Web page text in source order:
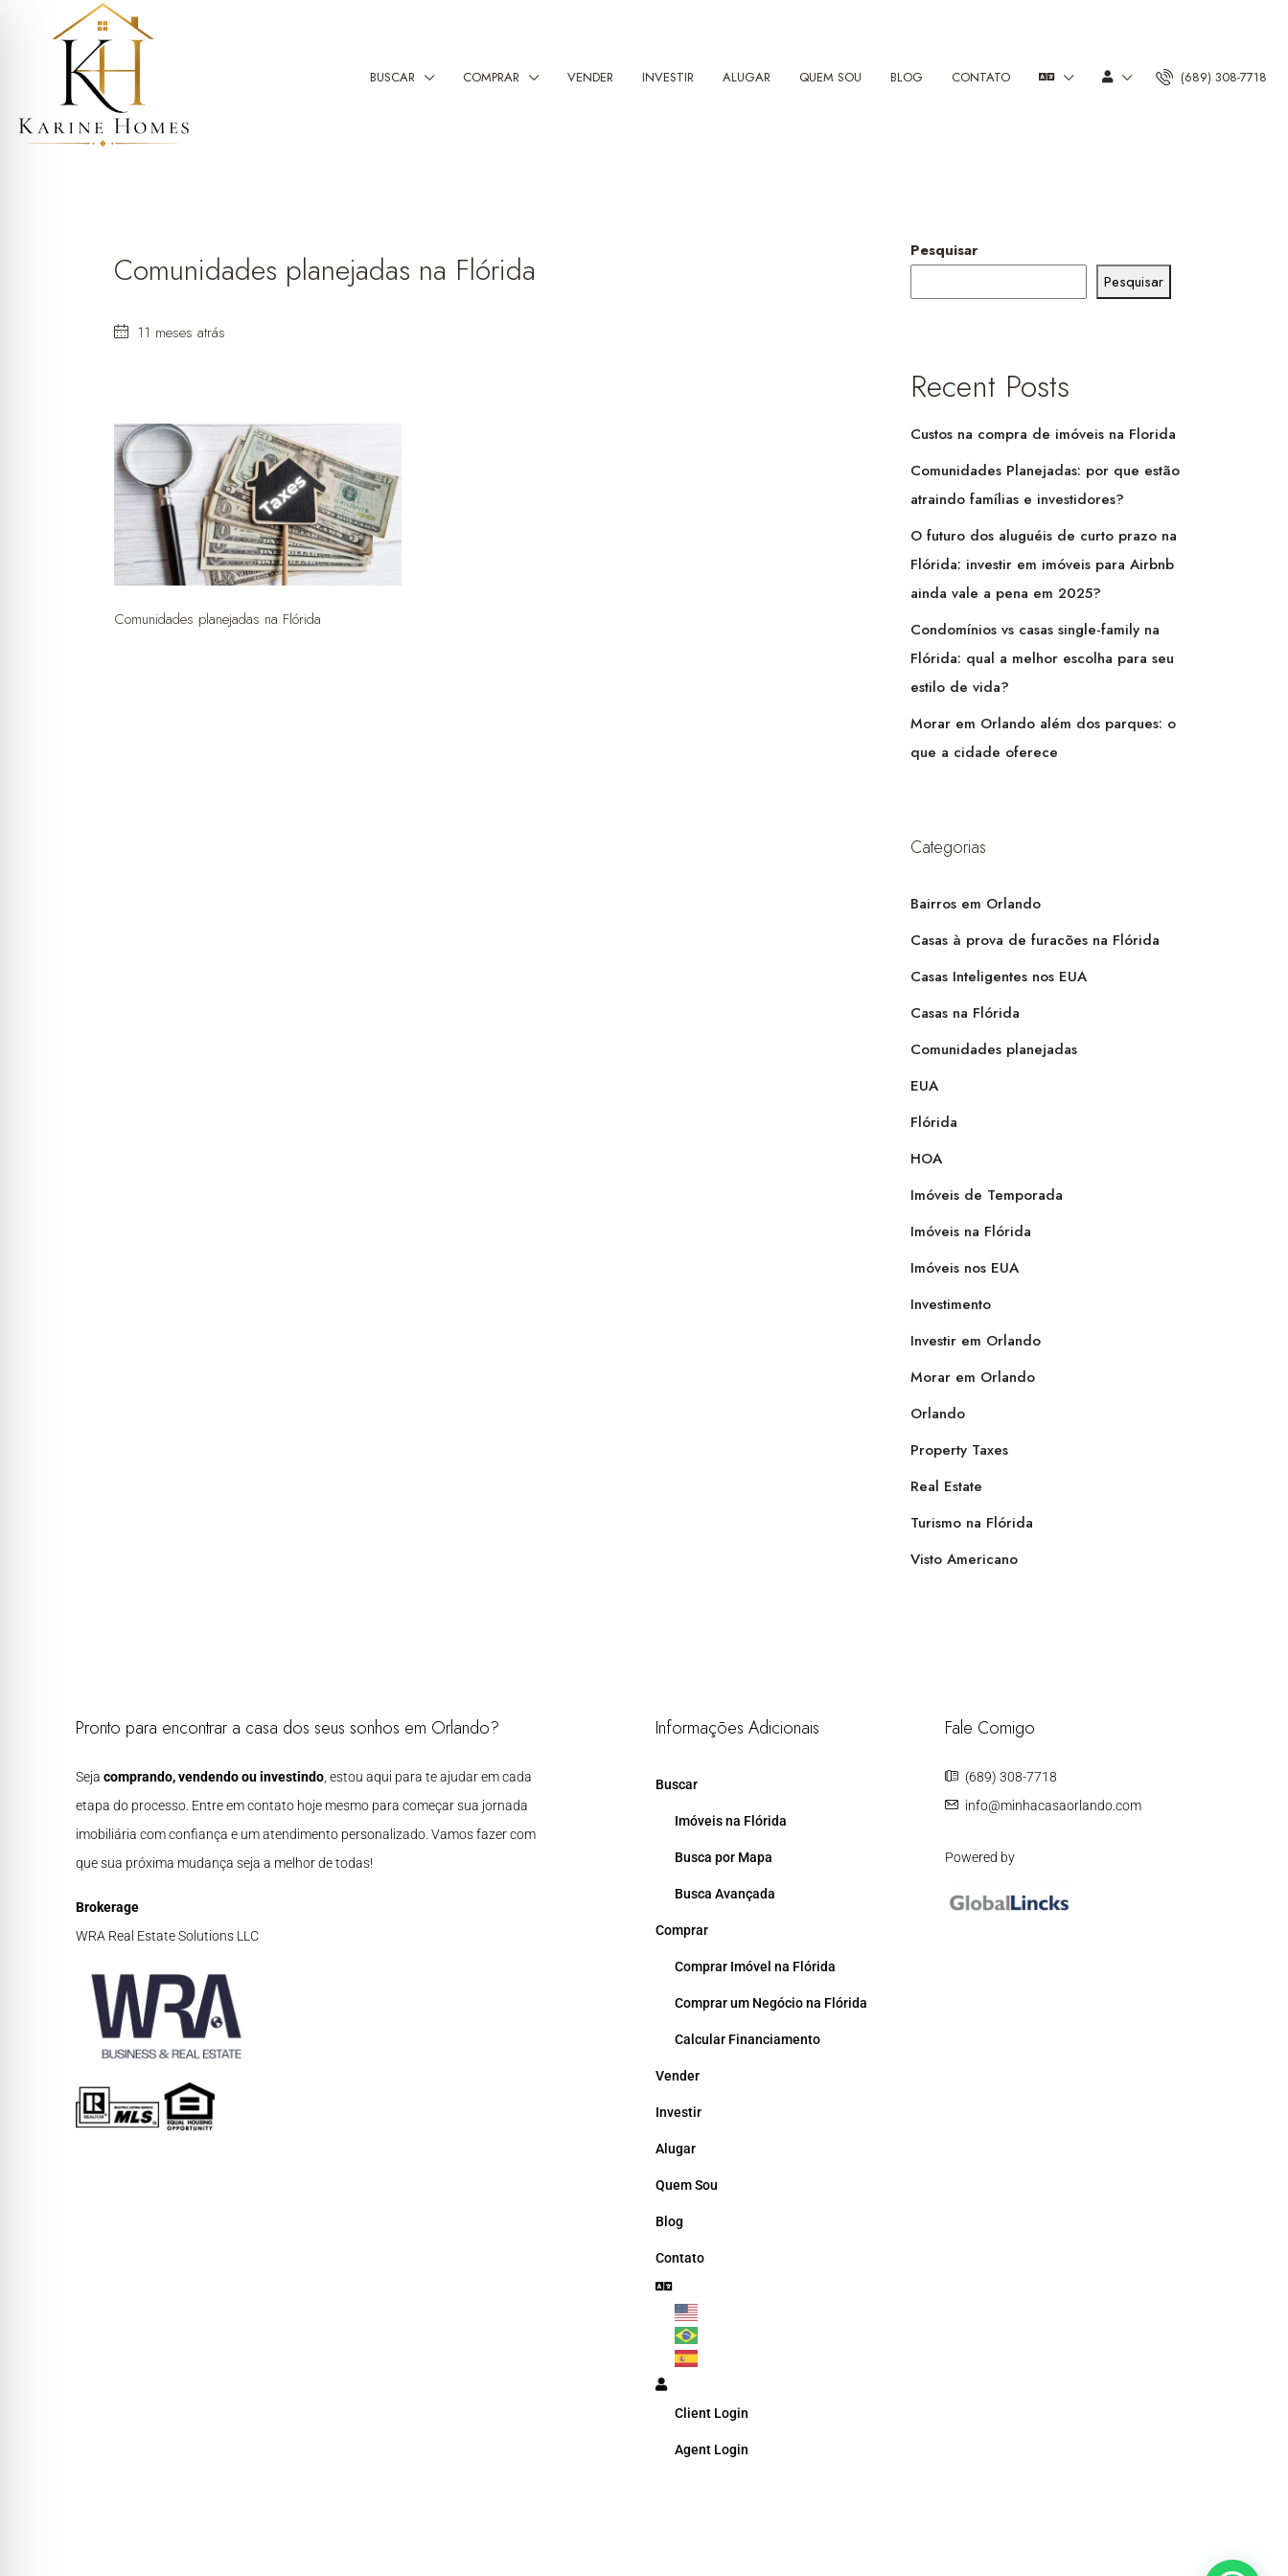
BUSCAR COMPRAR VENDER INVESTIR ALUGAR QUEM SOU BLOG CONTATO (689) 308-7718
Comunidades planejadas na Flórida
11 meses atrás
Comunidades planejadas na Flórida
Pesquisar
Pesquisar
Recent Posts
Custos na compra de imóveis na Florida
Comunidades Planejadas: por que estão
atraindo famílias e investidores?
O futuro dos aluguéis de curto prazo na
Flórida: investir em imóveis para Airbnb
ainda vale a pena em 2025?
Condomínios vs casas single-family na
Flórida: qual a melhor escolha para seu
estilo de vida?
Morar em Orlando além dos parques: o
que a cidade oferece
Categorias
Bairros em Orlando
Casas à prova de furacões na Flórida
Casas Inteligentes nos EUA
Casas na Flórida
Comunidades planejadas
EUA
Flórida
HOA
Imóveis de Temporada
Imóveis na Flórida
Imóveis nos EUA
Investimento
Investir em Orlando
Morar em Orlando
Orlando
Property Taxes
Real Estate
Turismo na Flórida
Visto Americano
Pronto para encontrar a casa dos seus sonhos em Orlando?
Seja comprando, vendendo ou investindo , estou aqui para te ajudar em cada
etapa do processo. Entre em contato hoje mesmo para começar sua jornada
imobiliária com confiança e um atendimento personalizado. Vamos fazer com
que sua próxima mudança seja a melhor de todas!
Brokerage
WRA Real Estate Solutions LLC
Informações Adicionais
Buscar
Imóveis na Flórida
Busca por Mapa
Busca Avançada
Comprar
Comprar Imóvel na Flórida
Comprar um Negócio na Flórida
Calcular Financiamento
Vender
Investir
Alugar
Quem Sou
Blog
Contato
Client Login
Agent Login
Fale Comigo
(689) 308-7718
info@minhacasaorlando.com
Powered by